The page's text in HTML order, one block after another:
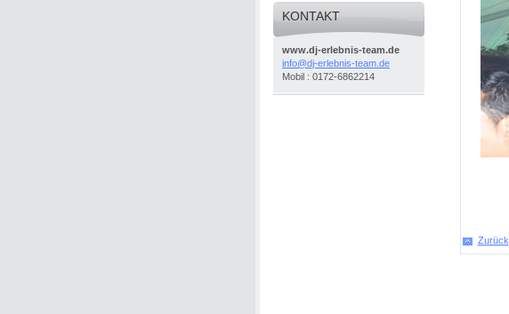
Zurück
KONTAKT
www.dj-erlebnis-team.de
info@dj-erlebnis-team.de
Mobil : 0172-6862214